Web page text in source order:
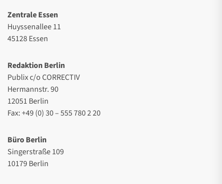
Zentrale Essen
Huyssenallee 11
45128 Essen
Redaktion Berlin
Publix c/o CORRECTIV
Hermannstr. 90
12051 Berlin
Fax: +49 (0) 30 – 555 780 2 20
Büro Berlin
Singerstraße 109
10179 Berlin